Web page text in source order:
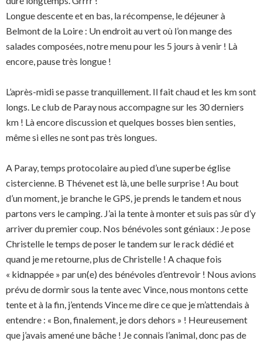
Longue descente et en bas, la récompense, le déjeuner à
Belmont de la Loire : Un endroit au vert où l’on mange des
salades composées, notre menu pour les 5 jours à venir ! Là
encore, pause très longue !
L’après-midi se passe tranquillement. Il fait chaud et les km sont
longs. Le club de Paray nous accompagne sur les 30 derniers
km ! Là encore discussion et quelques bosses bien senties,
même si elles ne sont pas très longues.
A Paray, temps protocolaire au pied d’une superbe église
cistercienne. B Thévenet est là, une belle surprise ! Au bout
d’un moment, je branche le GPS, je prends le tandem et nous
partons vers le camping. J’ai la tente à monter et suis pas sûr d’y
arriver du premier coup. Nos bénévoles sont géniaux : Je pose
Christelle le temps de poser le tandem sur le rack dédié et
quand je me retourne, plus de Christelle ! A chaque fois
« kidnappée » par un(e) des bénévoles d’entrevoir ! Nous avions
prévu de dormir sous la tente avec Vince, nous montons cette
tente et à la fin, j’entends Vince me dire ce que je m’attendais à
entendre : « Bon, finalement, je dors dehors » ! Heureusement
que j’avais amené une bâche ! Je connais l’animal, donc pas de